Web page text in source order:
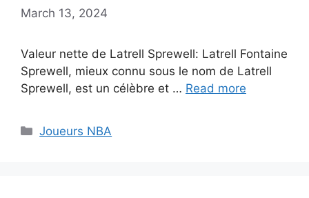
March 13, 2024
Valeur nette de Latrell Sprewell: Latrell Fontaine
Sprewell, mieux connu sous le nom de Latrell
Sprewell, est un célèbre et … Read more
Categories
Joueurs NBA